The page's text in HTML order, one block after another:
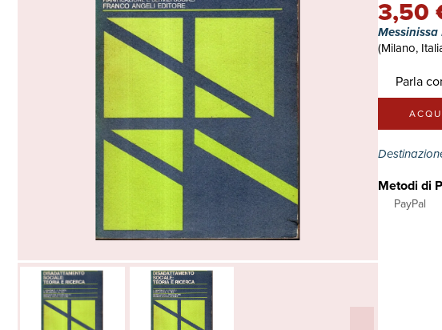
3,50
(Milano,
Parla
Metodi di
PayPal